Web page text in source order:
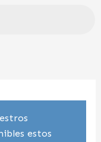
estos